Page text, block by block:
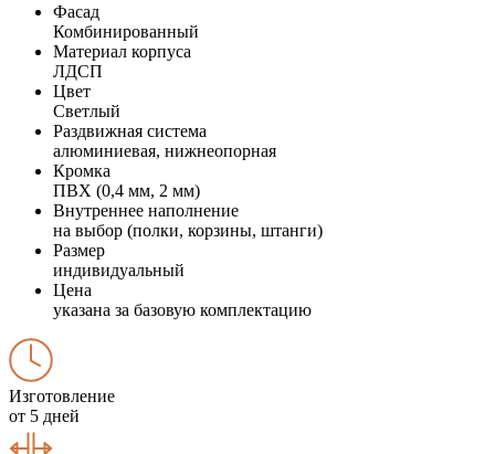
Фасад
Комбинированный
Материал корпуса
ЛДСП
Цвет
Светлый
Раздвижная система
алюминиевая, нижнеопорная
Кромка
ПВХ (0,4 мм, 2 мм)
Внутреннее наполнение
на выбор (полки, корзины, штанги)
Размер
индивидуальный
Цена
указана за базовую комплектацию
Изготовление
от 5 дней